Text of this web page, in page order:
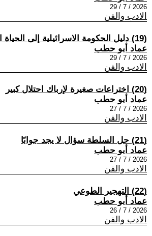
2026 / 7 / 29
الادب والفن
(19) دليل الحكومة الاسرائيلية إلى الحياة الطبيعية
عماد أبو حطب
2026 / 7 / 29
الادب والفن
(20) اختراعات صغيرة لإرباك احتلال كبير
عماد أبو حطب
2026 / 7 / 27
الادب والفن
(21) حل السلطة سؤال لا يجد جوابًا
عماد أبو حطب
2026 / 7 / 27
الادب والفن
(22) التهجير الطوعي
عماد أبو حطب
2026 / 7 / 26
الادب والفن